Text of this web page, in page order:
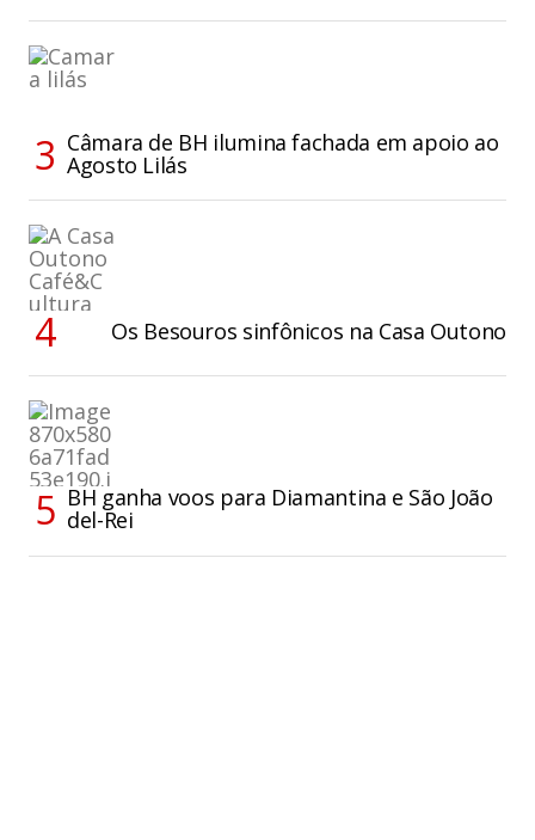
Câmara de BH ilumina fachada em apoio ao
Agosto Lilás
Os Besouros sinfônicos na Casa Outono
BH ganha voos para Diamantina e São João
del-Rei